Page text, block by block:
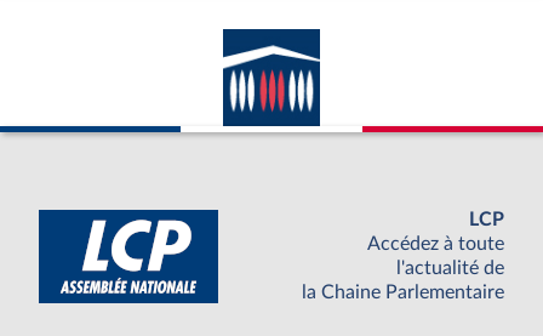
LCP
Accédez à toute
l'actualité de
la Chaine Parlementaire